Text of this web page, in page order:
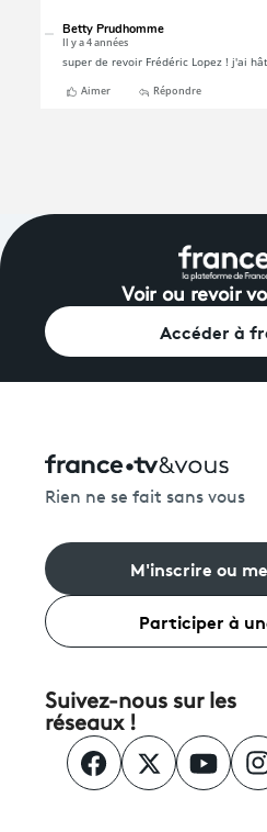
Voir ou revoir
Accéder à
Rien ne se fait sans vous
M'inscrire ou
Participer à
Suivez-nous sur les
réseaux !